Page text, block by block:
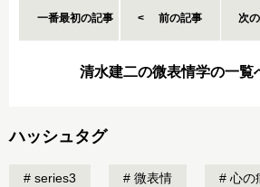
一番最初の記事 前の記事 次
清水建二の微表情学の一覧
ハッシュタグ
series3 微表情 心の